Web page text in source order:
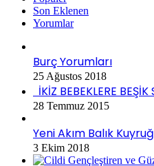
Son Eklenen
Yorumlar
Burç Yorumları
25 Ağustos 2018
İKİZ BEBEKLERE BEŞİK
28 Temmuz 2015
Yeni Akım Balık
3 Ekim 2018